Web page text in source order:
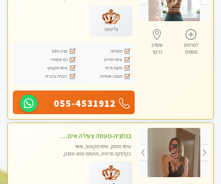
לפרטים
נוספים
עיסוי ב
כרכור
פלטינה
מקלחת
חניה חינם
עיסוי מרגיע
נקי ומסודר
מקום פרטי
עיסוי מקצועי
תמונה אמיתית
דוברת עיברית
055-4531912
בנתניה-מעסה צעירה איכותית וקלאסית מזמינה אותך לעיסוי נעים מפנק ומרגיע
עיסוי מפנק, עיסוי מקצועי, עיסוי
בקלניקה פרטית, מתחמי ספא מפנק,